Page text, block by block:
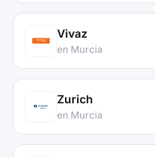
Vivaz
en Murcia
Zurich
en Murcia